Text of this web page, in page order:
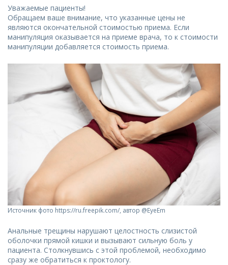
Уважаемые пациенты!
Обращаем ваше внимание, что указанные цены не
являются окончательной стоимостью приема. Если
манипуляция оказывается на приеме врача, то к стоимости
манипуляции добавляется стоимость приема.
Источник фото https://ru.freepik.com/, автор @EyeEm
Анальные трещины нарушают целостность слизистой
оболочки прямой кишки и вызывают сильную боль у
пациента. Столкнувшись с этой проблемой, необходимо
сразу же обратиться к проктологу.